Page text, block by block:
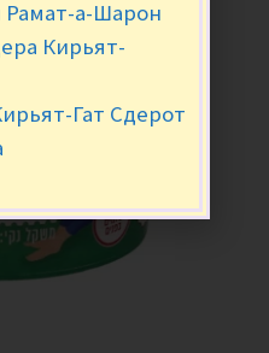
а-Шарон
Кирьят-
Гат Сдерот